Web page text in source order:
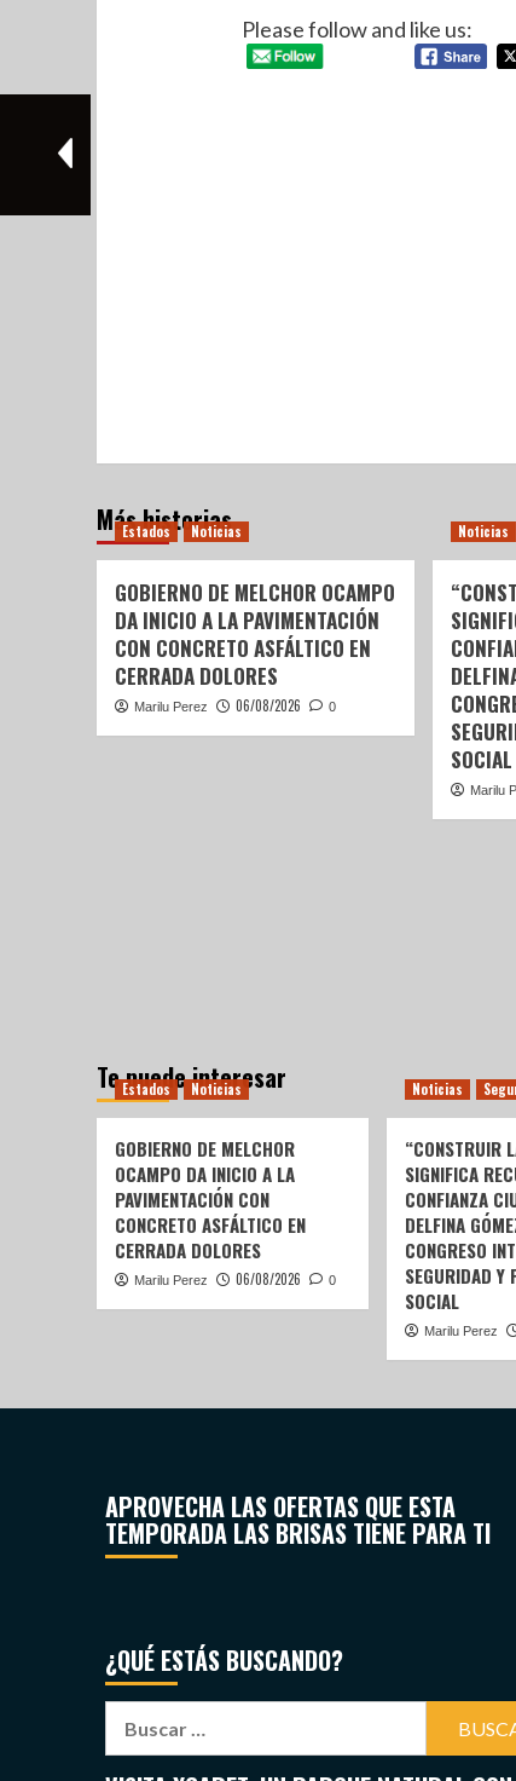
Please follow and like us:
Más historias
Estados Noticias
GOBIERNO DE MELCHOR OCAMPO
DA INICIO A LA PAVIMENTACIÓN
CON CONCRETO ASFÁLTICO EN
CERRADA DOLORES
Marilu Perez 06/08/2026 0
Noticias
SOCIAL
Marilu
Te puede interesar
Estados Noticias
GOBIERNO DE MELCHOR
OCAMPO DA INICIO A LA
PAVIMENTACIÓN CON
CONCRETO ASFÁLTICO EN
CERRADA DOLORES
Marilu Perez 06/08/2026 0
Noticias
“CONSTRUIR
SIGNIFICA
CONFIANZA
DELFINA
CONGRESO
SEGURIDAD Y
SOCIAL
Marilu Perez
APROVECHA LAS OFERTAS QUE ESTA
TEMPORADA LAS BRISAS TIENE PARA TI
¿QUÉ ESTÁS BUSCANDO?